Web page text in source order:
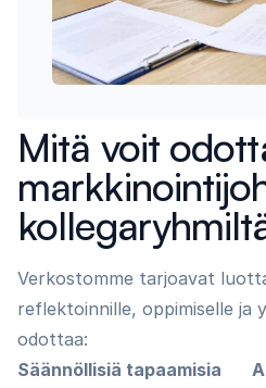
Mitä voit
Verkostomme tarjoavat
reflektoinnille, oppimiselle ja
odottaa:
Säännöllisiä tapaamisia